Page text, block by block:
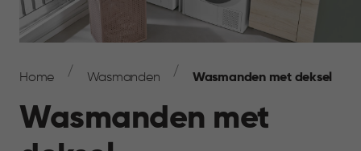
Navigation
Home Wasmanden Wasmanden met deksel
Wasmanden met